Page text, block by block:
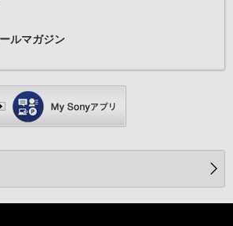
ルマガジン